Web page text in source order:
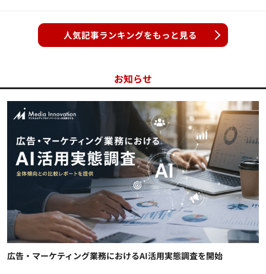
人気記事ランキングをもっと見る
お知らせ
広告・マーケティング業務におけるAI活用実態調査を開始